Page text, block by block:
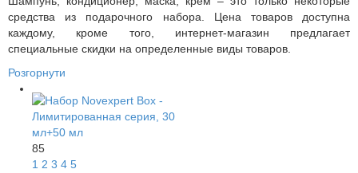
средства из подарочного набора. Цена товаров доступна
каждому, кроме того, интернет-магазин предлагает
специальные скидки на определенные виды товаров.
Розгорнути
85
1 2 3 4 5